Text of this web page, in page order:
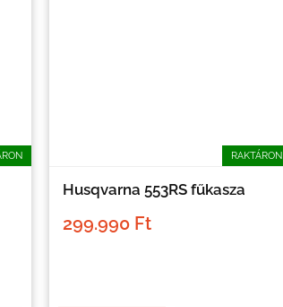
RAKTÁRON
Husqvarna 553RS fűkasza
299.990 Ft